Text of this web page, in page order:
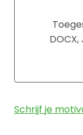
Schrijf je